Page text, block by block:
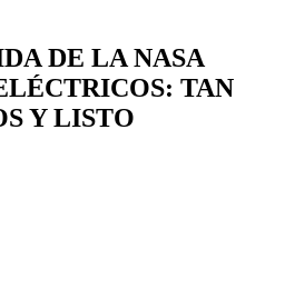
DE LA NASA
TAN
Y LISTO